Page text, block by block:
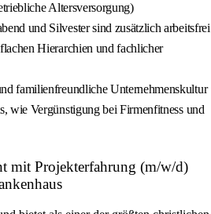
Altersversorgung)
und Silvester sind zusätzlich arbeitsfrei
Hierarchien und fachlicher
familienfreundliche Unternehmenskultur
wie Vergünstigung bei Firmenfitness und
mit Projekterfahrung (m/w/d)